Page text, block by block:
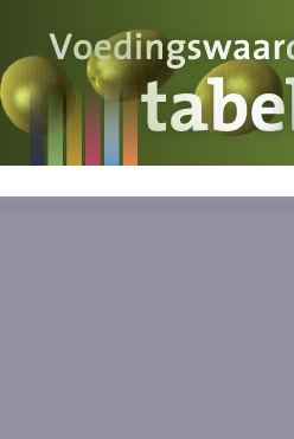
Voedingswaarde
Wat is wat?